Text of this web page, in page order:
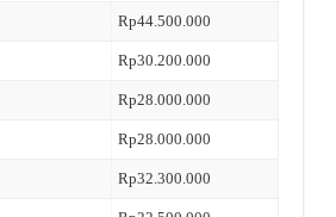
Rp44.500.000
Rp30.200.000
Rp28.000.000
Rp28.000.000
Rp32.300.000